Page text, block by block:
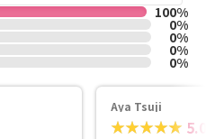
100%
0%
0%
0%
0%
Aya Tsuji
5.0